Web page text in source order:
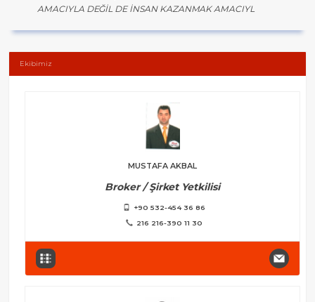
AMACIYLA DEĞIL DE INSAN KAZANMAK AMACIYL
Ekibimiz
MUSTAFA AKBAL
Broker / Şirket Yetkilisi
+90 532-454 36 86
216 216-390 11 30